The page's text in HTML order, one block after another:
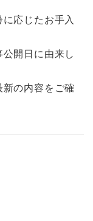
応じたお手入
開日に由来し
の内容をご確